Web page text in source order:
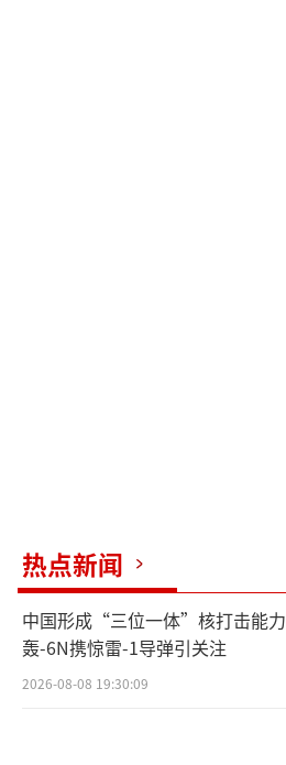
热点新闻
中国形成“三位一体”核打击能力
轰-6N携惊雷-1导弹引关注
2026-08-08 19:30:09